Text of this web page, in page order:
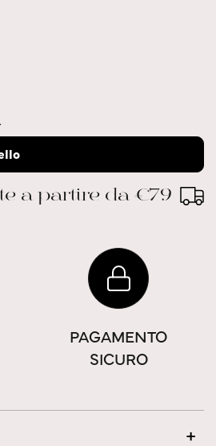
a partire da €79
PAGAMENTO
SICURO